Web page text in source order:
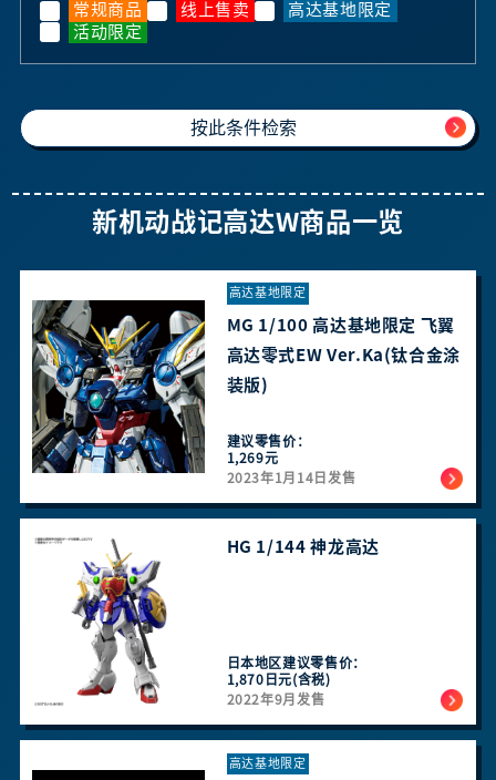
常规商品 线上售卖
高达基地限定
活动限定
新机动战记高达W商品一览
高达基地限定
MG 1/100 高达基地限定 飞翼
高达零式EW Ver.Ka(钛合金涂
装版)
建议零售价：
1,269元
2023年1月14日发售
HG 1/144 神龙高达 ​​​​
日本地区建议零售价：
1,870日元(含税)
2022年9月发售
高达基地限定